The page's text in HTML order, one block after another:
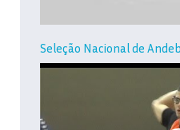
Seleção Nacional de